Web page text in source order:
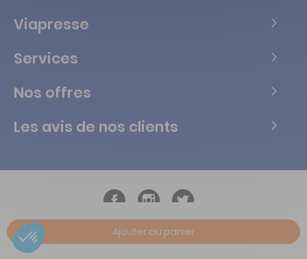
Ajouter au panier
Viapresse
Services
Nos offres
Les avis de nos clients
Copyright © Tous droits réservés Vialife - 2026.